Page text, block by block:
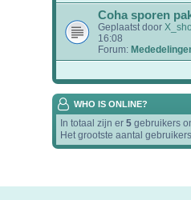
Coha sporen
Geplaatst door
16:08
Forum:
WHO IS ONLINE?
In totaal zijn er 5 gebruikers
Het grootste aantal